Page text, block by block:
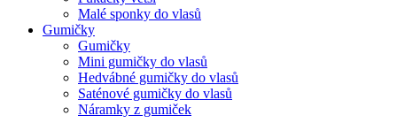
Malé sponky do vlasů
Gumičky
Gumičky
Mini gumičky do vlasů
Hedvábné gumičky do vlasů
Saténové gumičky do vlasů
Náramky z gumiček